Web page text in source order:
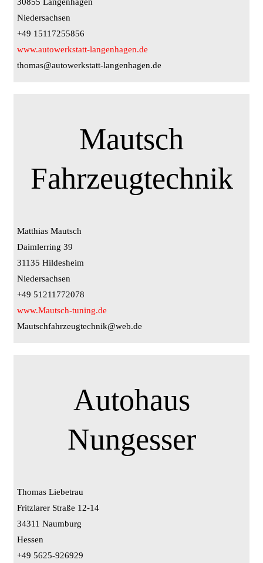
Niedersachsen
+49 15117255856
www.autowerkstatt-langenhagen.de
thomas@autowerkstatt-langenhagen.de
Mautsch
Fahrzeugtechnik
Matthias Mautsch
Daimlerring 39
31135 Hildesheim
Niedersachsen
+49 51211772078
www.Mautsch-tuning.de
Mautschfahrzeugtechnik@web.de
Autohaus
Nungesser
Thomas Liebetrau
Fritzlarer Straße 12-14
34311 Naumburg
Hessen
+49 5625-926929